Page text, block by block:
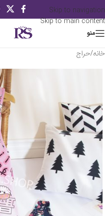
Skip to navigation
Skip to main content
منو
خانه/حراج